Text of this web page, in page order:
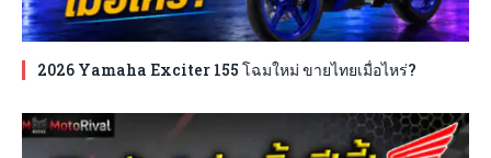
2026 Yamaha Exciter 155 โฉมใหม่ ขายไทยเมื่อไหร่?